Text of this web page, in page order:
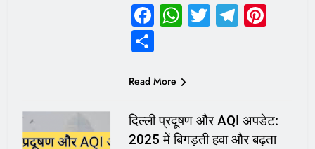
Facebook
WhatsApp
Twitter
Share
Read More
दिल्ली प्रदूषण और AQI अपडेट:
2025 में बिगड़ती हवा और बढ़ता